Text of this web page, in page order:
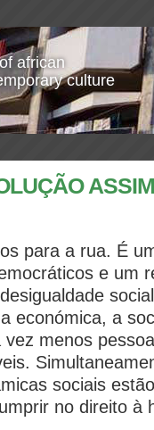
african
culture
para a rua. É
e um
económica, a
menos
sociais
no direito